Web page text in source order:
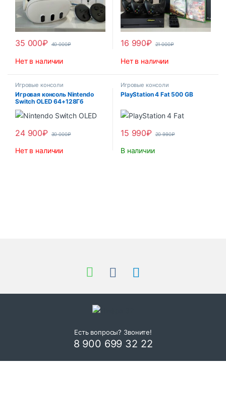
35 000₽ 40 000₽
Нет в наличии
16 990₽ 21 000₽
Нет в наличии
Игровые консоли
Игровая консоль Nintendo
Switch OLED 64+128Гб
24 900₽ 30 000₽
Нет в наличии
Игровые консоли
PlayStation 4 Fat 500 GB
15 990₽ 20 990₽
В наличии
Есть вопросы? Звоните!
8 900 699 32 22